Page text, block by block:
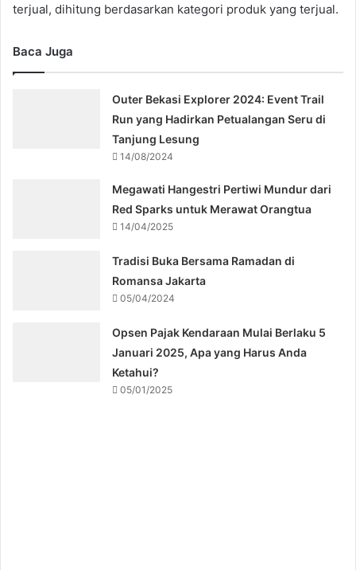
terjual, dihitung berdasarkan kategori produk yang terjual.
Baca Juga
Outer Bekasi Explorer 2024: Event Trail
Run yang Hadirkan Petualangan Seru di
Tanjung Lesung
14/08/2024
Megawati Hangestri Pertiwi Mundur dari
Red Sparks untuk Merawat Orangtua
14/04/2025
Tradisi Buka Bersama Ramadan di
Romansa Jakarta
05/04/2024
Opsen Pajak Kendaraan Mulai Berlaku 5
Januari 2025, Apa yang Harus Anda
Ketahui?
05/01/2025